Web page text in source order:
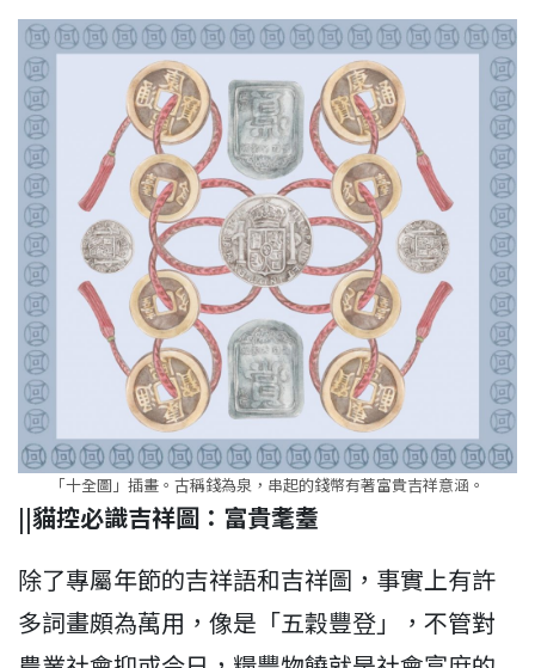
「十全圖」插畫。古稱錢為泉，串起的錢幣有著富貴吉祥意涵。
||貓控必識吉祥圖：富貴耄耋
除了專屬年節的吉祥語和吉祥圖，事實上有許
多詞畫頗為萬用 ，像是「五穀豐登」
，不管對